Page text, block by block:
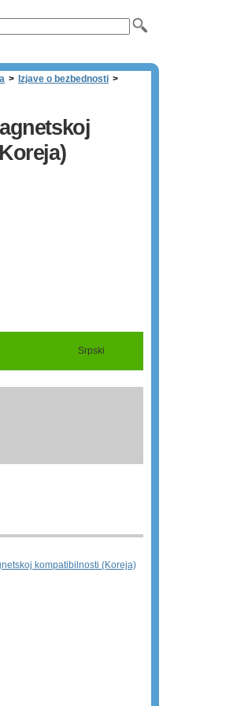
> Izjave o bezbednosti >
Srpski
kompatibilnosti (Koreja)